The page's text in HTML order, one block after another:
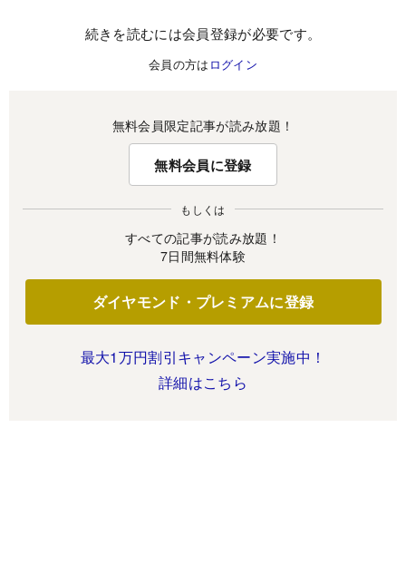
続きを読むには会員登録が必要です。
会員の方は ログイン
無料会員限定記事が読み放題！
無料会員に登録
もしくは
すべての記事が読み放題！
7日間無料体験
ダイヤモンド・プレミアムに登録
最大1万円割引キャンペーン実施中！
詳細はこちら